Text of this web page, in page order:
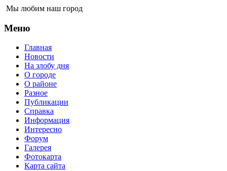
Мы любим наш город
Меню
Главная
Новости
На злобу дня
О городе
О районе
Разное
Публикации
Справка
Информация
Интересно
Форум
Галерея
Фотокарта
Карта сайта